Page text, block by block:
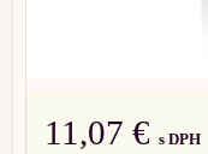
11,07 € s DPH